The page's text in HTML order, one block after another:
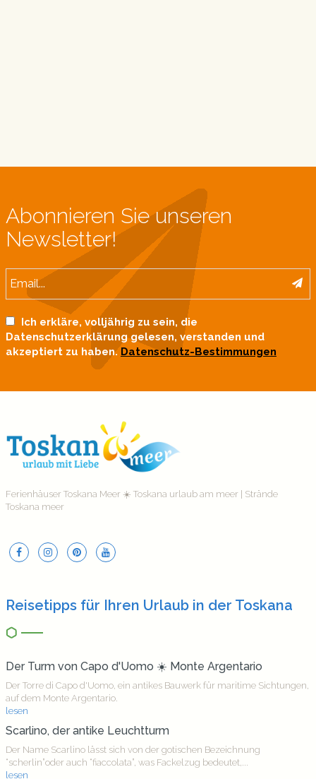
Abonnieren Sie unseren
Newsletter!
Ich erkläre, volljährig zu sein, die
Datenschutzerklärung gelesen, verstanden und
akzeptiert zu haben.Datenschutz-Bestimmungen
Ferienhäuser Toskana Meer ☀️ Toskana urlaub am meer | Strände
Toskana meer
Reisetipps für Ihren Urlaub in der Toskana
Der Turm von Capo d'Uomo ☀️ Monte Argentario
Der Torre di Capo d'Uomo, ein antikes Bauwerk für maritime Sichtungen,
auf dem Monte Argentario.
lesen
Scarlino, der antike Leuchtturm
Der Name Scarlino lässt sich von der gotischen Bezeichnung
“scherlin”oder auch “fiaccolata”, was Fackelzug bedeutet,...
lesen